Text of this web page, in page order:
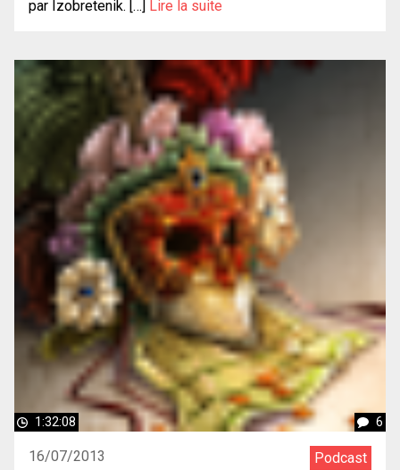
par Izobretenik. […] Lire la suite
1:32:08 6
16/07/2013 Podcast